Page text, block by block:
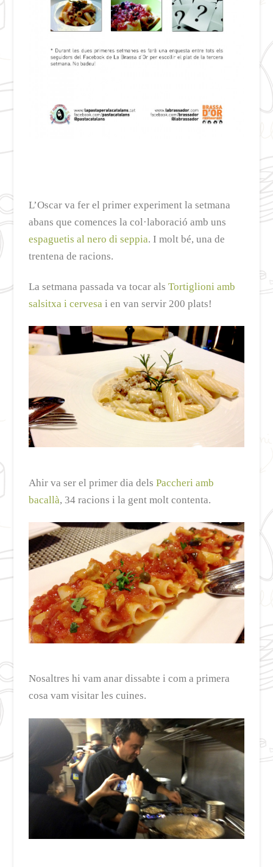
L’Oscar va fer el primer experiment la setmana
abans que comences la col·laboració amb uns
espaguetis al nero di seppia. I molt bé, una de
trentena de racions.
La setmana passada va tocar alsTortiglioni amb
salsitxa i cervesa i en van servir 200 plats!
Ahir va ser el primer dia delsPaccheri amb
bacallà, 34 racions i la gent molt contenta.
Nosaltres hi vam anar dissabte i com a primera
cosa vam visitar les cuines.